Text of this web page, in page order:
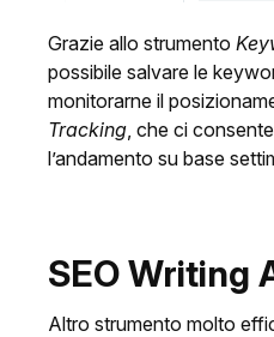
Grazie allo strumento
possibile salvare le
monitorarne il
Tracking, che ci
l’andamento su base
SEO Writing
Altro strumento molto